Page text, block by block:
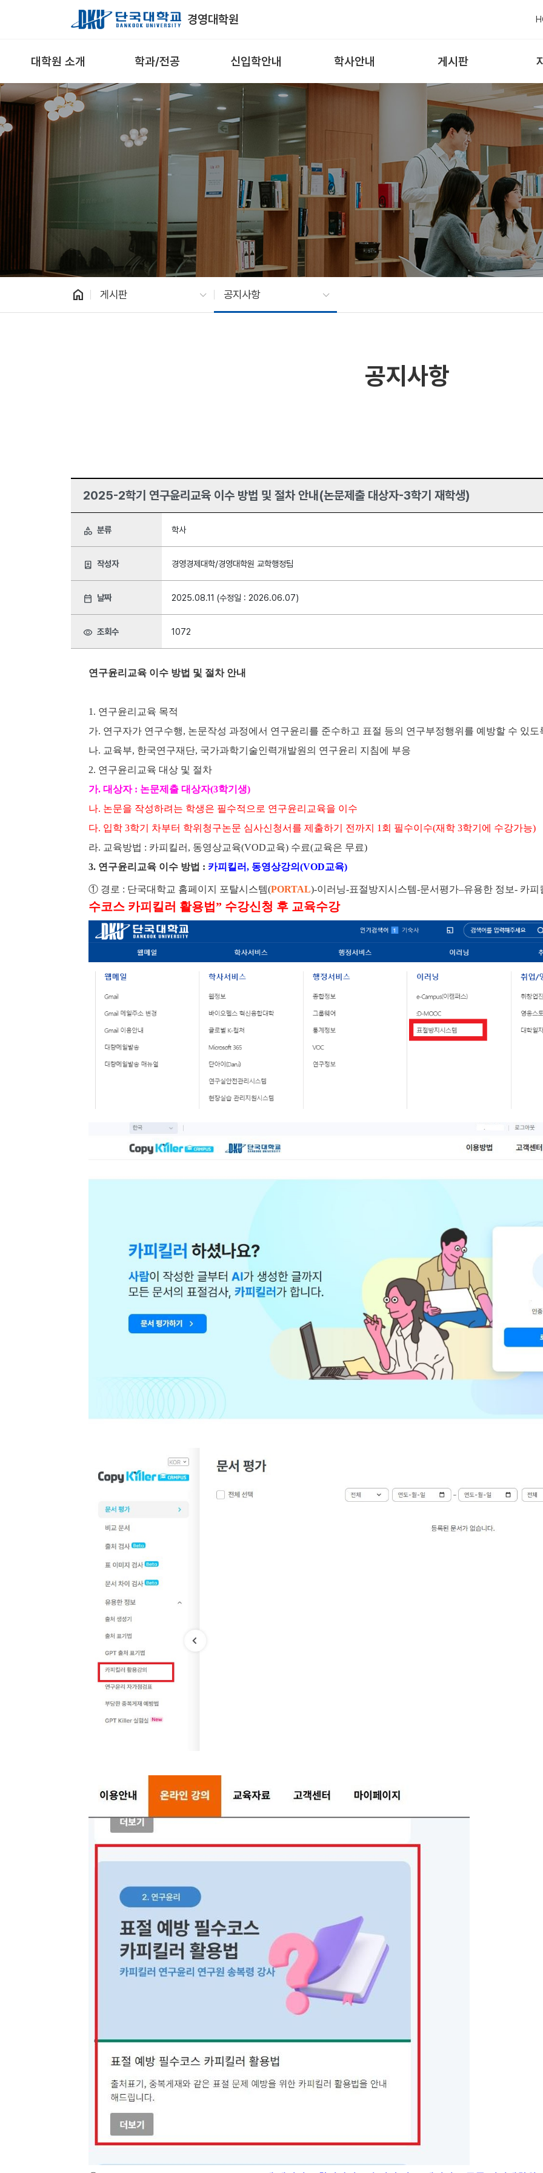
Skip to Main Content
경영대학원
대학원 소개 학과/전공 신입학안내 학사안내 게시판
home 게시판 공지사항
공지사항
2025-2학기 연구윤리교육 이수 방법 및 절차 안내(논문제출 대상자-3학기 재학생)
category 분류 학사
person_book 작성자 경영경제대학/경영대학원 교학행정팀
date_range 날짜 2025.08.11 (수정일 : 2026.06.07)
visibility 조회수 1072
연구윤리교육 이수 방법 및 절차 안내
1. 연구윤리교육 목적
가. 연구자가 연구수행, 논문작성 과정에서 연구윤리를 준수하고 표절 등의 연구부정행위를 예방할 수 있도
나. 교육부, 한국연구재단, 국가과학기술인력개발원의 연구윤리 지침에 부응
2. 연구윤리교육 대상 및 절차
가. 대상자 : 논문제출 대상자(3학기생)
나. 논문을 작성하려는 학생은 필수적으로 연구윤리교육을 이수
다. 입학 3학기 차부터 학위청구논문 심사신청서를 제출하기 전까지 1 회 필수이수(재학 3학기에 수강가능)
라. 교육방법 : 카피킬러 , 동영상교육(VOD교육) 수료(교육은 무료)
3. 연구윤리교육 이수 방법 : 카피킬러, 동영상강의 (VOD교육)
① 경로 : 단국대학교 홈페이지 포탈시스템(PORTAL)-이러닝-표절방지시스템-문서평가–유용한 정보- 카피
수코스 카피킬러 활용법” 수강신청 후 교육수강